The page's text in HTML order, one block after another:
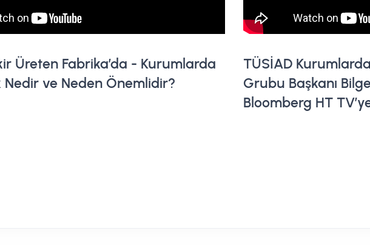
Üreten Fabrika’da - Kurumlarda
Nedir ve Neden Önemlidir?
TÜSİAD
Grubu Başkanı
Bloomberg HT